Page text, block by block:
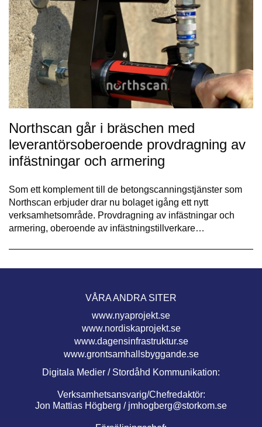
Northscan går i bräschen med
leverantörsoberoende provdragning av
infästningar och armering
Som ett komplement till de betongscanningstjänster som
Northscan erbjuder drar nu bolaget igång ett nytt
verksamhetsområde. Provdragning av infästningar och
armering, oberoende av infästningstillverkare…
VÅRA ANDRA SITER
www.nyaprojekt.se
www.nordiskaprojekt.se
www.dagensinfrastruktur.se
www.grontsamhallsbyggande.se
Digitala Medier / Stordåhd Kommunikation:
Verksamhetsansvarig/Chefredaktör:
Jon Mattias Högberg / jmhogberg@storkom.se